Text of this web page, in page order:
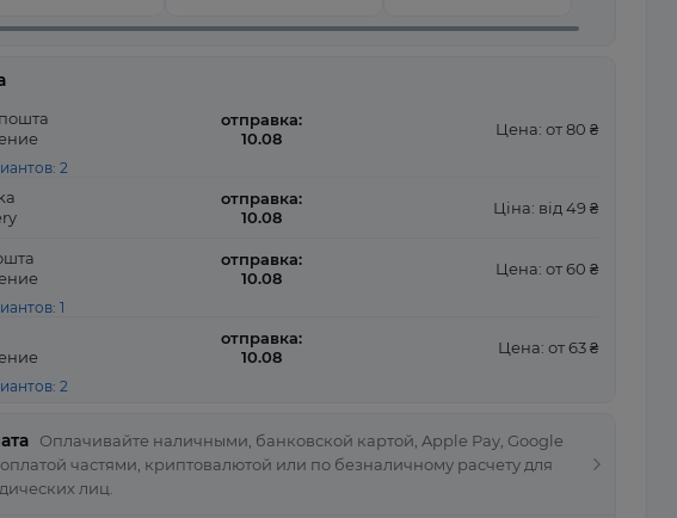
Оплачивайте наличными, банковской картой, Apple Pay, Google
оплатой частями, криптовалютой или по безналичному расчету для
лиц.
отправка:
10.08
Цена: от 80 ₴
2
отправка:
10.08
Ціна: від 49 ₴
отправка:
10.08
Цена: от 60 ₴
1
отправка:
10.08
Цена: от 63 ₴
2